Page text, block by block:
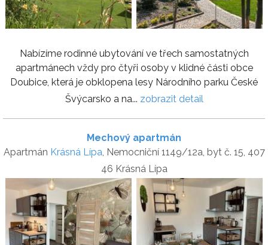
Nabízíme rodinné ubytování ve třech samostatných
apartmánech vždy pro čtyři osoby v klidné části obce
Doubice, která je obklopena lesy Národního parku České
Švýcarsko a na... zobrazit detail
Mechový apartmán
Apartmán Krásná Lípa, Nemocniční 1149/12a, byt č. 15, 407
46 Krásná Lípa